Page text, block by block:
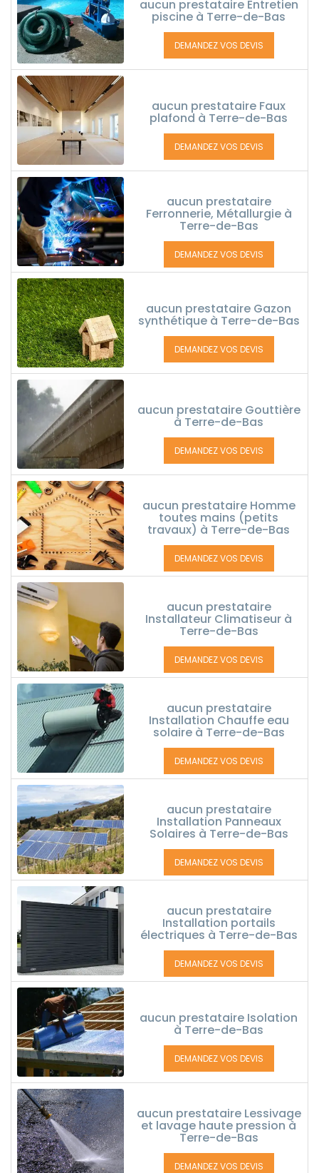
aucun prestataire Entretien
piscine à Terre-de-Bas
DEMANDEZ VOS DEVIS
aucun prestataire Faux
plafond à Terre-de-Bas
DEMANDEZ VOS DEVIS
aucun prestataire
Ferronnerie, Métallurgie à
Terre-de-Bas
DEMANDEZ VOS DEVIS
aucun prestataire Gazon
synthétique à Terre-de-Bas
DEMANDEZ VOS DEVIS
aucun prestataire Gouttière
à Terre-de-Bas
DEMANDEZ VOS DEVIS
aucun prestataire Homme
toutes mains (petits
travaux) à Terre-de-Bas
DEMANDEZ VOS DEVIS
aucun prestataire
Installateur Climatiseur à
Terre-de-Bas
DEMANDEZ VOS DEVIS
aucun prestataire
Installation Chauffe eau
solaire à Terre-de-Bas
DEMANDEZ VOS DEVIS
aucun prestataire
Installation Panneaux
Solaires à Terre-de-Bas
DEMANDEZ VOS DEVIS
aucun prestataire
Installation portails
électriques à Terre-de-Bas
DEMANDEZ VOS DEVIS
aucun prestataire Isolation
à Terre-de-Bas
DEMANDEZ VOS DEVIS
aucun prestataire Lessivage
et lavage haute pression à
Terre-de-Bas
DEMANDEZ VOS DEVIS